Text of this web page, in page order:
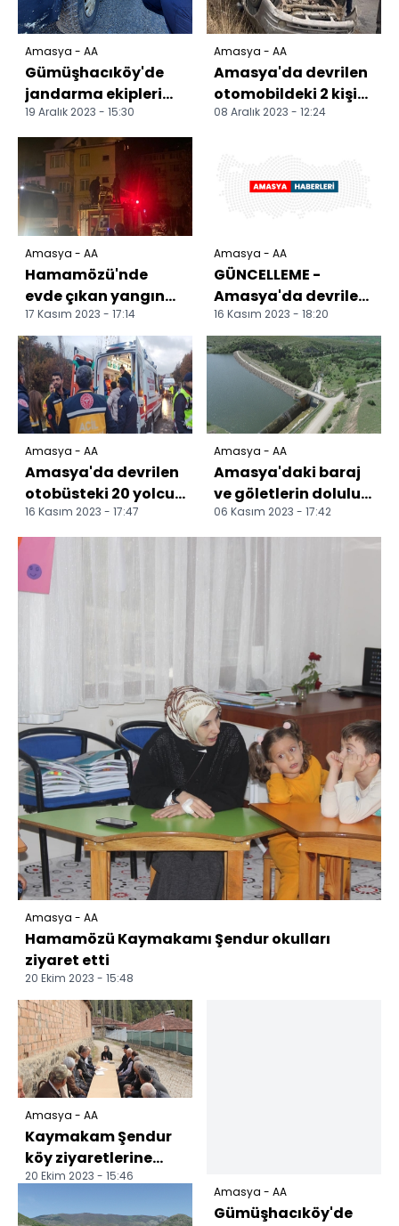
Amasya - AA
Gümüşhacıköy'de
jandarma ekipleri
kış lastiği denetimi
yaptı
19 Aralık 2023 - 15:30
Amasya - AA
Amasya'da devrilen
otomobildeki 2 kişi
yaralandı
08 Aralık 2023 - 12:24
Amasya - AA
Hamamözü'nde
evde çıkan yangın
hasara yol açtı
17 Kasım 2023 - 17:14
Amasya - AA
GÜNCELLEME -
Amasya'da devrilen
otobüsteki 27 yolcu
yaralandı
16 Kasım 2023 - 18:20
Amasya - AA
Amasya'da devrilen
otobüsteki 20 yolcu
yaralandı
16 Kasım 2023 - 17:47
Amasya - AA
Amasya'daki baraj
ve göletlerin doluluk
oranı yüzde 36'ya
yükseldi
06 Kasım 2023 - 17:42
Amasya - AA
Hamamözü Kaymakamı Şendur okulları
ziyaret etti
20 Ekim 2023 - 15:48
Amasya - AA
Kaymakam Şendur
köy ziyaretlerine
devam ediyor
20 Ekim 2023 - 15:46
Amasya - AA
Gümüşhacıköy'de